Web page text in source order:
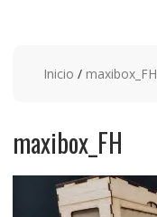
Inicio / maxibox_FH
maxibox_FH